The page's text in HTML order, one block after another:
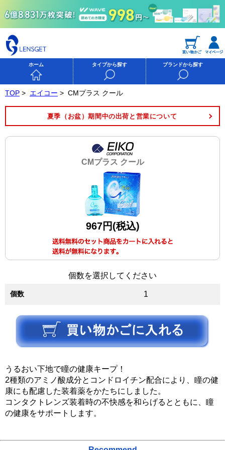
ホーム タイプから探す ブランドから探す
TOP > エイコー > CMプラス クール
夏季（お盆）期間中の出荷と営業について
CMプラス クール
967円(税込)
個数を選択してください
個数 1
うるおい下地で瞳の健康キープ！
2種類のアミノ酸成分とコンドロイチン配合により、瞳の健
康にも配慮した装着薬をかたちにしました。
コンタクトレンズ装着時の不快感を和らげるとともに、瞳
の健康をサポートします。